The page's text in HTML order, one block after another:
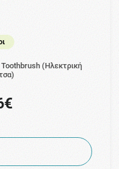
(Ηλεκτρική